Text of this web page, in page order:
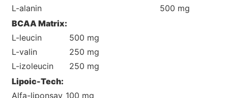
L-alanin
500 mg
BCAA Matrix:
L-leucin
500 mg
L-valin
250 mg
L-izoleucin
250 mg
Lipoic-Tech:
Alfa-liponsav 100 mg